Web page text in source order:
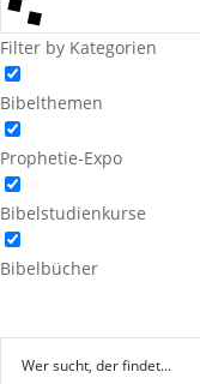
Filter by Kategorien
Bibelthemen
Prophetie-Expo
Bibelstudienkurse
Bibelbücher